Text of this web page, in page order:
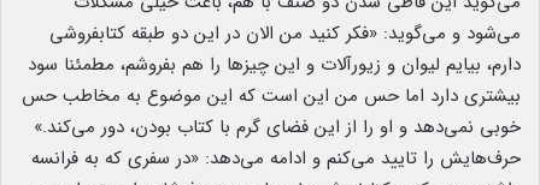
می‌شود و می‌گوید: «فکر کنید من الان در این دو طبقه کتابفروشی
دارم، بیایم لیوان و زیورآلات و این چیزها را هم بفروشم، مطمئنا سود
بیشتری دارد اما حس من این است که این موضوع به مخاطب حس
خوبی نمی‌دهد و او را از این فضای گرم با کتاب بودن، دور می‌کند.»
حرف‌هایش را تایید می‌کنم و ادامه می‌دهد: «در سفری که به فرانسه